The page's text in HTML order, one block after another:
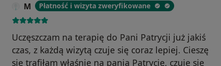
M Płatność i wizyta zweryfikowane
Uczęszczam na terapię do Pani Patrycji już jakiś
czas, z każdą wizytą czuje się coraz lepiej. Cieszę
się trafiłam właśnie na panią Patrycję, czuje się